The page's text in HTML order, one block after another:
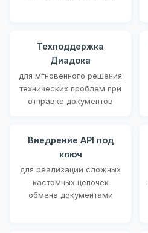
Техподдержка
Диадока
для мгновенного решения
технических проблем при
отправке документов
Внедрение API под
ключ
для реализации сложных
кастомных цепочек
обмена документами